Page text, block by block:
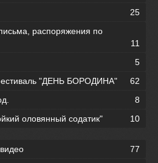
25
распоряжения по
11
5
"ДЕНЬ БОРОДИНА"
62
8
оловянный содатик"
10
77